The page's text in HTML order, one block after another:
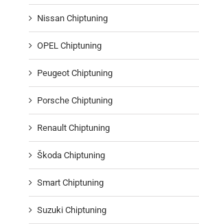
Nissan Chiptuning
OPEL Chiptuning
Peugeot Chiptuning
Porsche Chiptuning
Renault Chiptuning
Škoda Chiptuning
Smart Chiptuning
Suzuki Chiptuning